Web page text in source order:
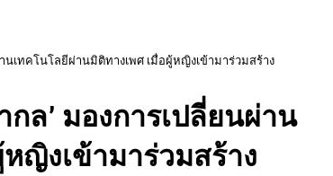
เทคโนโลยีผ่านมิติทางเพศ เมื่อผู้หญิงเข้ามาร่วมสร้าง
ล’ มองการเปลี่ยนผ่าน
ญิงเข้ามาร่วมสร้าง